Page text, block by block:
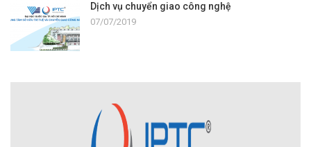
Dịch vụ chuyển giao công nghệ
07/07/2019